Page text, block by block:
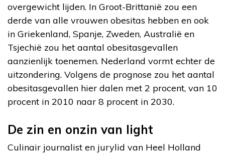
overgewicht lijden. In Groot-Brittanië zou een
derde van alle vrouwen obesitas hebben en ook
in Griekenland, Spanje, Zweden, Australië en
Tsjechië zou het aantal obesitasgevallen
aanzienlijk toenemen. Nederland vormt echter de
uitzondering. Volgens de prognose zou het aantal
obesitasgevallen hier dalen met 2 procent, van 10
procent in 2010 naar 8 procent in 2030.
De zin en onzin van light
Culinair journalist en jurylid van Heel Holland